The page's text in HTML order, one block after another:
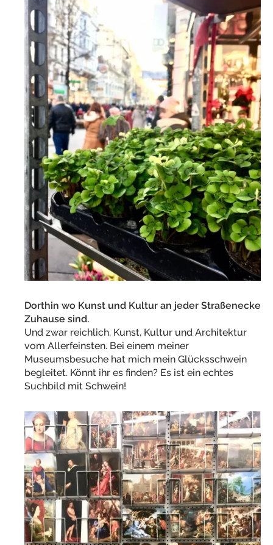
Dorthin wo Kunst und Kultur an jeder Straßenecke
Zuhause sind.
Und zwar reichlich. Kunst, Kultur und Architektur
vom Allerfeinsten. Bei einem meiner
Museumsbesuche hat mich mein Glücksschwein
begleitet. Könnt ihr es finden? Es ist ein echtes
Suchbild mit Schwein!